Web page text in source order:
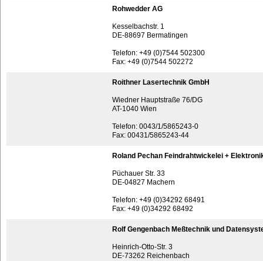
Rohwedder AG
Kesselbachstr. 1
DE-88697 Bermatingen
Telefon: +49 (0)7544 502300
Fax: +49 (0)7544 502272
Roithner Lasertechnik GmbH
Wiedner Hauptstraße 76/DG
AT-1040 Wien
Telefon: 0043/1/5865243-0
Fax: 00431/5865243-44
Roland Pechan Feindrahtwickelei +
Püchauer Str. 33
DE-04827 Machern
Telefon: +49 (0)34292 68491
Fax: +49 (0)34292 68492
Rolf Gengenbach Meßtechnik und
Heinrich-Otto-Str. 3
DE-73262 Reichenbach